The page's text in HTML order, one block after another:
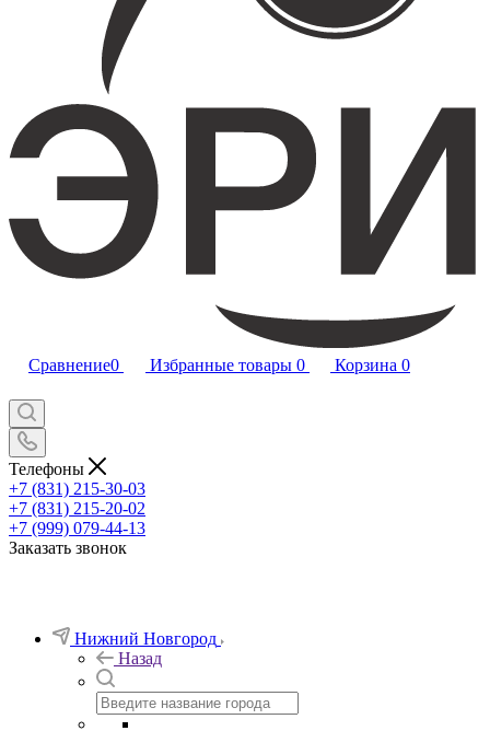
Сравнение0 Избранные товары 0 Корзина 0
Телефоны
+7 (831) 215-30-03
+7 (831) 215-20-02
+7 (999) 079-44-13
Заказать звонок
Нижний Новгород
Назад